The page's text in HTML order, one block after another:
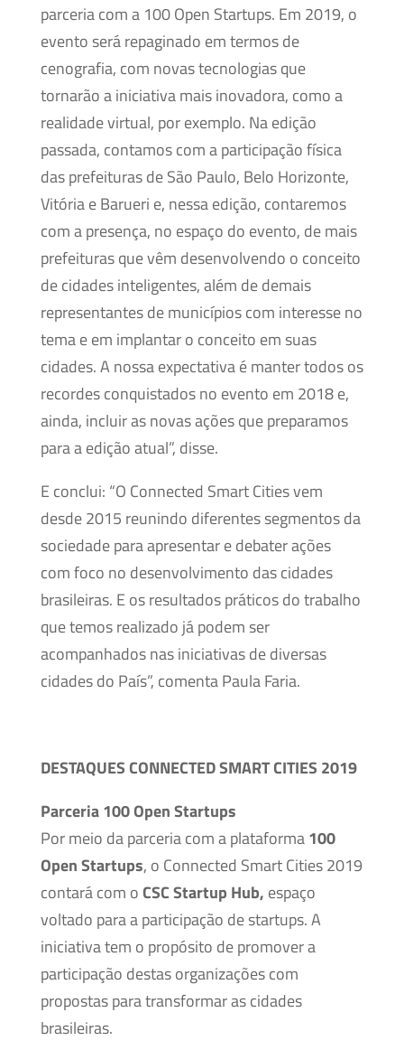
parceria com a 100 Open Startups. Em 2019, o
evento será repaginado em termos de
cenografia, com novas tecnologias que
tornarão a iniciativa mais inovadora, como a
realidade virtual, por exemplo. Na edição
passada, contamos com a participação física
das prefeituras de São Paulo, Belo Horizonte,
Vitória e Barueri e, nessa edição, contaremos
com a presença, no espaço do evento, de mais
prefeituras que vêm desenvolvendo o conceito
de cidades inteligentes, além de demais
representantes de municípios com interesse no
tema e em implantar o conceito em suas
cidades. A nossa expectativa é manter todos os
recordes conquistados no evento em 2018 e,
ainda, incluir as novas ações que preparamos
para a edição atual”, disse.
E conclui: “O Connected Smart Cities vem
desde 2015 reunindo diferentes segmentos da
sociedade para apresentar e debater ações
com foco no desenvolvimento das cidades
brasileiras. E os resultados práticos do trabalho
que temos realizado já podem ser
acompanhados nas iniciativas de diversas
cidades do País”, comenta Paula Faria.
DESTAQUES CONNECTED SMART CITIES 2019
Parceria 100 Open Startups
Por meio da parceria com a plataforma100
Open Startups, o Connected Smart Cities 2019
contará com o CSC Startup Hub, espaço
voltado para a participação de startups. A
iniciativa tem o propósito de promover a
participação destas organizações com
propostas para transformar as cidades
brasileiras.